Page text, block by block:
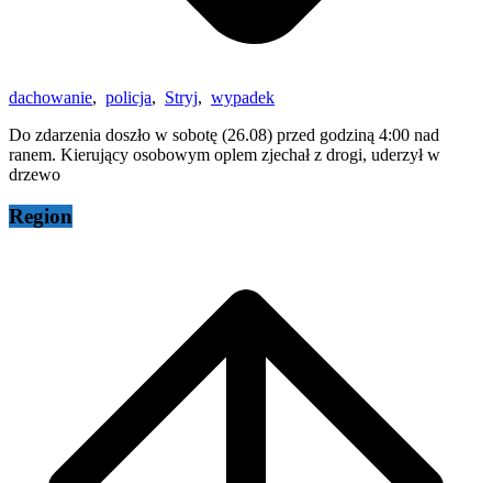
dachowanie, policja, Stryj, wypadek
Do zdarzenia doszło w sobotę (26.08) przed godziną 4:00 nad
ranem. Kierujący osobowym oplem zjechał z drogi, uderzył w
drzewo
Region